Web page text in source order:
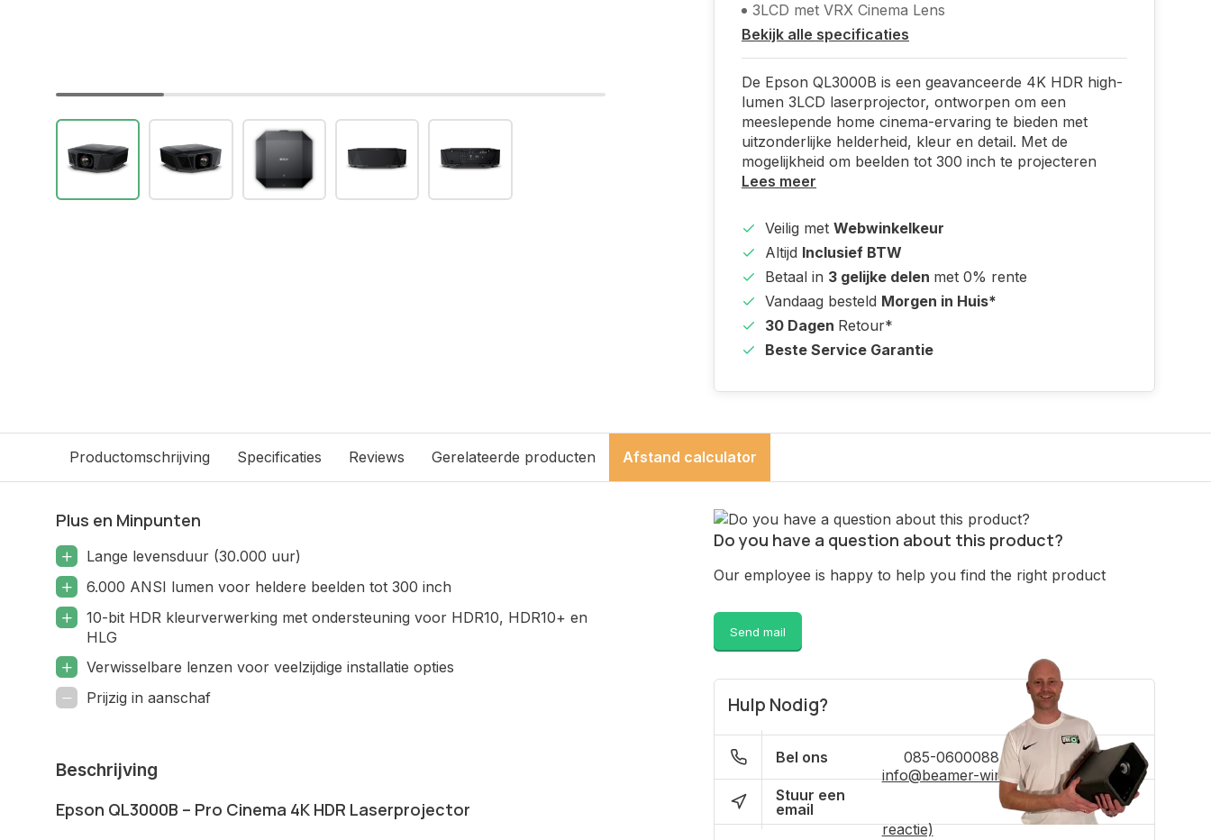
3LCD met VRX Cinema Lens
Bekijk alle specificaties
​De Epson QL3000B is een geavanceerde 4K HDR high-
lumen 3LCD laserprojector, ontworpen om een
meeslepende home cinema-ervaring te bieden met
uitzonderlijke helderheid, kleur en detail. Met de
mogelijkheid om beelden tot 300 inch te projecteren
Lees meer
Veilig met Webwinkelkeur
Altijd Inclusief BTW
Betaal in 3 gelijke delen met 0% rente
Vandaag besteld Morgen in Huis*
30 Dagen Retour*
Beste Service Garantie
Productomschrijving Specificaties Reviews Gerelateerde producten Afstand calculator
Plus en Minpunten
Lange levensduur (30.000 uur)
6.000 ANSI lumen voor heldere beelden tot 300 inch
10-bit HDR kleurverwerking met ondersteuning voor HDR10, HDR10+ en
HLG
Verwisselbare lenzen voor veelzijdige installatie opties
Prijzig in aanschaf
Beschrijving
Epson QL3000B – Pro Cinema 4K HDR Laserprojector
Do you have a question about this product?
Our employee is happy to help you find the right product
Send mail
Hulp Nodig?
Bel ons 085-0600088
Stuur een
email
info@beamer-winkel.nl (binnen 4 uur
reactie)